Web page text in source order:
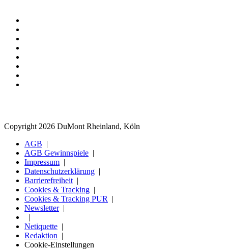
Copyright 2026 DuMont Rheinland, Köln
AGB
AGB Gewinnspiele
Impressum
Datenschutzerklärung
Barrierefreiheit
Cookies & Tracking
Cookies & Tracking PUR
Newsletter
Netiquette
Redaktion
Cookie-Einstellungen